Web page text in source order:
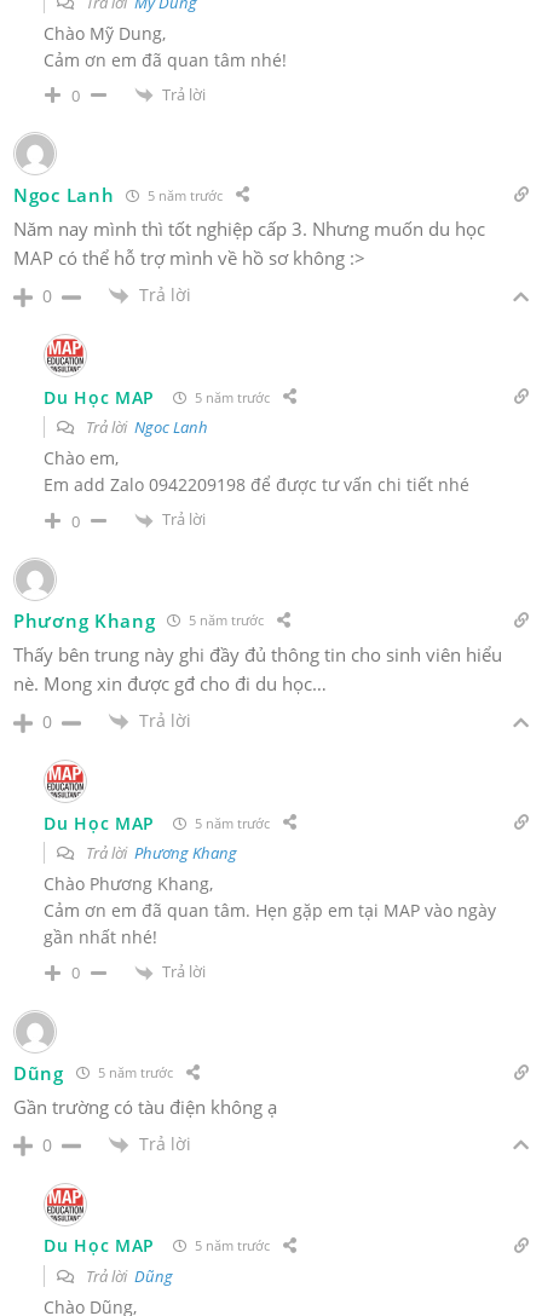
Chào Mỹ Dung,
Cảm ơn em đã quan tâm nhé!
0 Trả lời
Ngoc Lanh 5 năm trước
Năm nay mình thì tốt nghiệp cấp 3. Nhưng muốn du học
MAP có thể hỗ trợ mình về hồ sơ không :>
0 Trả lời
Du Học MAP 5 năm trước
Trả lời Ngoc Lanh
Chào em,
Em add Zalo 0942209198 để được tư vấn chi tiết nhé
0 Trả lời
Phương Khang 5 năm trước
Thấy bên trung này ghi đầy đủ thông tin cho sinh viên hiểu
nè. Mong xin được gđ cho đi du học…
0 Trả lời
Du Học MAP 5 năm trước
Trả lời Phương Khang
Chào Phương Khang,
Cảm ơn em đã quan tâm. Hẹn gặp em tại MAP vào ngày
gần nhất nhé!
0 Trả lời
Dũng 5 năm trước
Gần trường có tàu điện không ạ
0 Trả lời
Du Học MAP 5 năm trước
Trả lời Dũng
Chào Dũng,